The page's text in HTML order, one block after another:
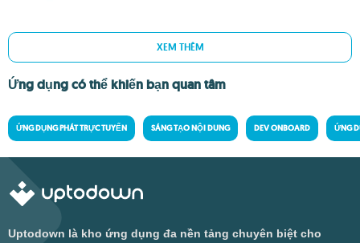
XEM THÊM
Ứng dụng có thể khiến bạn quan tâm
ỨNG DỤNG PHÁT TRỰC TUYẾN SÁNG TẠO NỘI DUNG DEV ONBOARD ỨNG
Uptodown là kho ứng dụng đa nền tảng chuyên biệt cho